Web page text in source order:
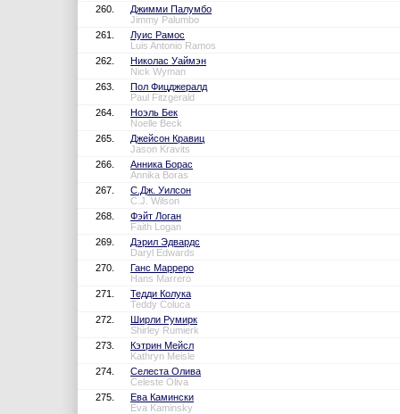
260.
Джимми Палумбо
Jimmy Palumbo
261.
Луис Рамос
Luis Antonio Ramos
262.
Николас Уаймэн
Nick Wyman
263.
Пол Фицджералд
Paul Fitzgerald
264.
Ноэль Бек
Noelle Beck
265.
Джейсон Кравиц
Jason Kravits
266.
Анника Борас
Annika Boras
267.
С.Дж. Уилсон
C.J. Wilson
268.
Фэйт Логан
Faith Logan
269.
Дэрил Эдвардс
Daryl Edwards
270.
Ганс Марреро
Hans Marrero
271.
Тедди Колука
Teddy Coluca
272.
Ширли Румирк
Shirley Rumierk
273.
Кэтрин Мейсл
Kathryn Meisle
274.
Селеста Олива
Celeste Oliva
275.
Ева Камински
Eva Kaminsky